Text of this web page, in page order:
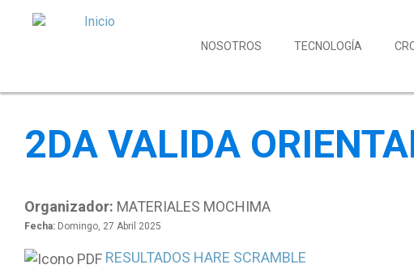
NOSOTROS TECNOLOGÍA
2DA VALIDA
Organizador: MATERIALES MOCHIMA
Fecha: Domingo, 27 Abril 2025
RESULTADOS HARE SCRAMBLE